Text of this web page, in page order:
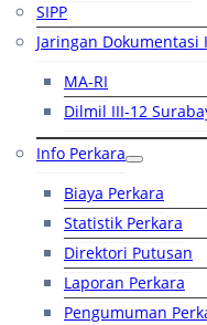
SIPP
Jaringan Dokumentasi
MA-RI
Dilmil III-12
Info Perkara
Biaya Perkara
Statistik Perkara
Direktori Putusan
Laporan Perkara
Pengumuman